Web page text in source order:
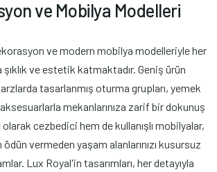
yonve Mobilya Modelleri
ve modern mobilya modelleriyle her
şıklık ve estetik katmaktadır. Geniş ürün
tasarlanmış oturma grupları, yemek
aksesuarlarla mekanlarınıza zarif bir dokunuş
cezbedici hem de kullanışlı mobilyalar,
vermeden yaşam alanlarınızı kusursuz
Lux Royal'in tasarımları, her detayıyla